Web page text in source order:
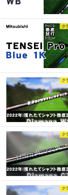
ク
ク
ク
ク